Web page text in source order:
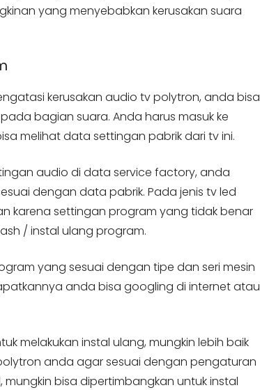
yang menyebabkan kerusakan suara
kerusakan audio tv polytron, anda bisa
bagian suara. Anda harus masuk ke
melihat data settingan pabrik dari tv ini.
audio di data service factory, anda
dengan data pabrik. Pada jenis tv led
karena settingan program yang tidak benar
/ instal ulang program.
yang sesuai dengan tipe dan seri mesin
anda bisa googling di internet atau
melakukan instal ulang, mungkin lebih baik
anda agar sesuai dengan pengaturan
mungkin bisa dipertimbangkan untuk instal